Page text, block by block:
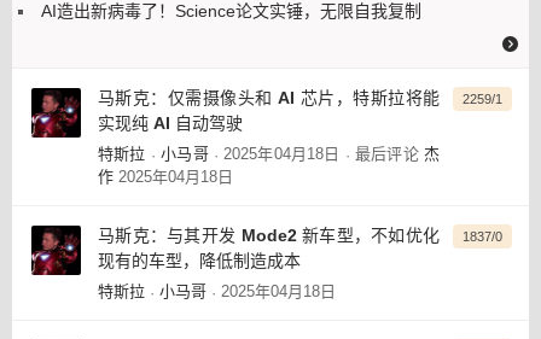
AI造出新病毒了！Science论文实锤，无限自我复制
马斯克：仅需摄像头和 AI 芯片，特斯拉将能
实现纯 AI 自动驾驶
特斯拉 · 小马哥 · 2025年04月18日 · 最后评论杰
作 2025年04月18日
2259/1
马斯克：与其开发 Mode2 新车型，不如优化
现有的车型，降低制造成本
特斯拉 · 小马哥 · 2025年04月18日
1837/0